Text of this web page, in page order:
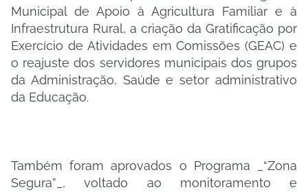
Municipal de Apoio à Agricultura Familiar e à
Infraestrutura Rural, a criação da Gratificação por
Exercício de Atividades em Comissões (GEAC) e
o reajuste dos servidores municipais dos grupos
da Administração, Saúde e setor administrativo
da Educação.
Também foram aprovados o Programa _“Zona
Segura”_, voltado ao monitoramento e